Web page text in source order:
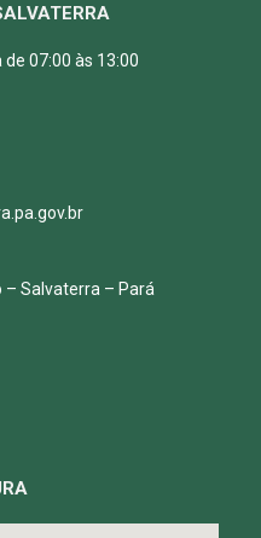
07:00 às 13:00
– Salvaterra – Pará